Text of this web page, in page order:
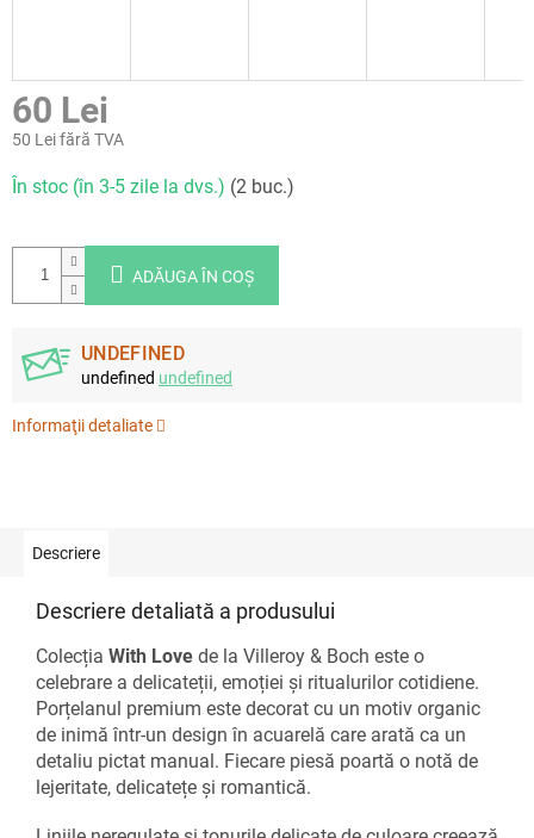
60 Lei
50 Lei fără TVA
Evaluare
preţ:
În stoc (în 3-5 zile la dvs.) (2 buc.)
ADĂUGA ÎN COŞ
UNDEFINED
undefined undefined
Informaţii detaliate
Descriere
Descriere detaliată a produsului
Colecția With Love de la Villeroy & Boch este o
celebrare a delicateții, emoției și ritualurilor cotidiene.
Porțelanul premium este decorat cu un motiv organic
de inimă într-un design în acuarelă care arată ca un
detaliu pictat manual. Fiecare piesă poartă o notă de
lejeritate, delicatețe și romantică.